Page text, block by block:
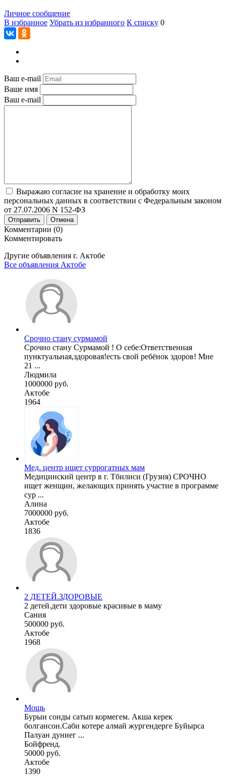
Личное сообщение
В избранное Убрать из избранного К списку 0
Ваш e-mail
Ваше имя
Ваш e-mail
Выражаю согласие на хранение и обработку моих
персональных данных в соответствии с Федеральным законом
от 27.07.2006 N 152-ФЗ
Отправить Отмена
Комментарии (0)
Комментировать
Другие объявления г. Актобе
Все объявления Актобе
Срочно стану сурмамой
Срочно стану Сурмамой ! О себе:Ответственная
пунктуальная,здоровая!есть свой ребёнок здоров! Мне
21 ...
Людмила
1000000 руб.
Актобе
1964
Мед. центр ищет суррогатных мам
Медицинский центр в г. Тбилиси (Грузия) СРОЧНО
ищет женщин, желающих принять участие в программе
сур ...
Алина
7000000 руб.
Актобе
1836
2 ДЕТЕЙ.ЗДОРОВЫЕ
2 детей.дети здоровые красивые в маму
Сания
500000 руб.
Актобе
1968
Мощь
Бурын сонды сатып кормегем. Акша керек
болгансон.Саби котере алмай жургендерге Буйырса
Палуан дуниег ...
Бойфренд.
50000 руб.
Актобе
1390